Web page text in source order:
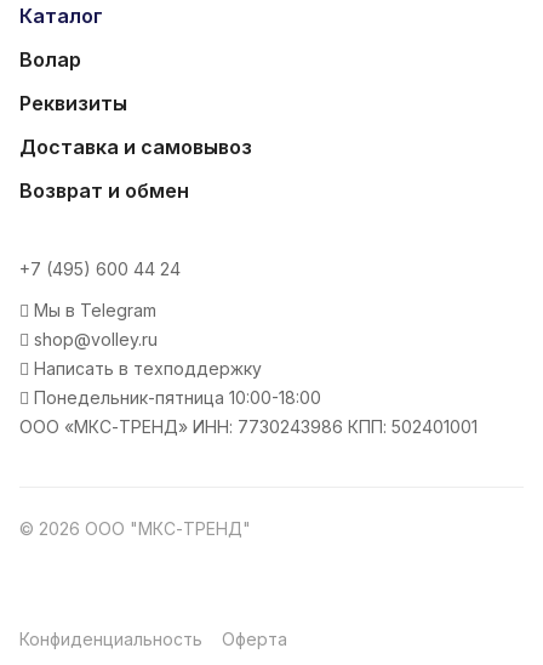
Каталог
Волар
Реквизиты
Доставка и самовывоз
Возврат и обмен
+7 (495) 600 44 24
Мы в Telegram
shop@volley.ru
Написать в техподдержку
Понедельник-пятница 10:00-18:00
ООО «МКС-ТРЕНД» ИНН: 7730243986 КПП: 502401001
© 2026 ООО "МКС-ТРЕНД"
Конфиденциальность Оферта